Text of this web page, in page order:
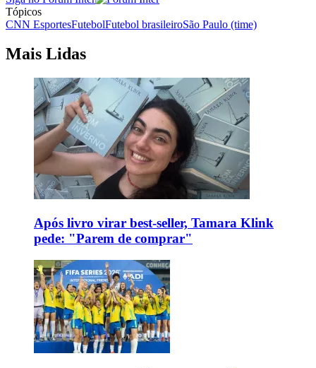
Tópicos
CNN EsportesFutebolFutebol brasileiroSão Paulo (time)
Mais Lidas
Após livro virar best-seller, Tamara Klink
pede: "Parem de comprar"